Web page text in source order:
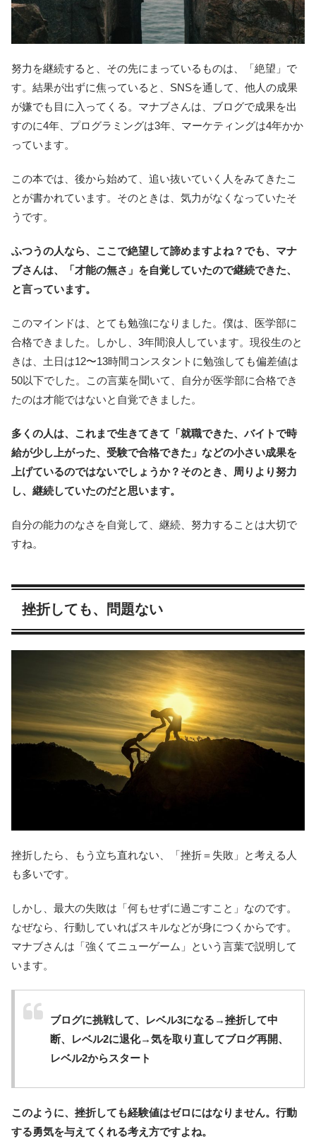
努力を継続すると、その先にまっているものは、「絶望」で
す。結果が出ずに焦っていると、SNSを通して、他人の成果
が嫌でも目に入ってくる。マナブさんは、ブログで成果を出
すのに4年、プログラミングは3年、マーケティングは4年かか
っています。
この本では、後から始めて、追い抜いていく人をみてきたこ
とが書かれています。そのときは、気力がなくなっていたそ
うです。
ふつうの人なら、ここで絶望して諦めますよね？でも、マナ
ブさんは、「才能の無さ」を自覚していたので継続できた、
と言っています。
このマインドは、とても勉強になりました。僕は、医学部に
合格できました。しかし、3年間浪人しています。現役生のと
きは、土日は12〜13時間コンスタントに勉強しても偏差値は
50以下でした。この言葉を聞いて、自分が医学部に合格でき
たのは才能ではないと自覚できました。
多くの人は、これまで生きてきて「就職できた、バイトで時
給が少し上がった、受験で合格できた」などの小さい成果を
上げているのではないでしょうか？そのとき、周りより努力
し、継続していたのだと思います。
自分の能力のなさを自覚して、継続、努力することは大切で
すね。
挫折しても、問題ない
挫折したら、もう立ち直れない、「挫折＝失敗」と考える人
も多いです。
しかし、最大の失敗は「何もせずに過ごすこと」なのです。
なぜなら、行動していればスキルなどが身につくからです。
マナブさんは「強くてニューゲーム」という言葉で説明して
います。
ブログに挑戦して、レベル3になる→挫折して中
断、レベル2に退化→気を取り直してブログ再開、
レベル2からスタート
このように、挫折しても経験値はゼロにはなりません。行動
する勇気を与えてくれる考え方ですよね。